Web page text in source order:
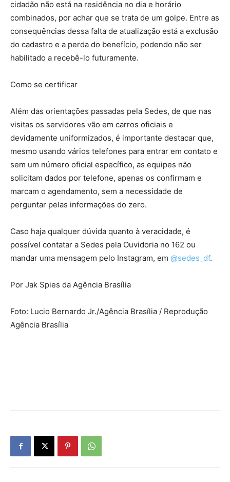
cidadão não está na residência no dia e horário
combinados, por achar que se trata de um golpe. Entre as
consequências dessa falta de atualização está a exclusão
do cadastro e a perda do benefício, podendo não ser
habilitado a recebê-lo futuramente.
Como se certificar
Além das orientações passadas pela Sedes, de que nas
visitas os servidores vão em carros oficiais e
devidamente uniformizados, é importante destacar que,
mesmo usando vários telefones para entrar em contato e
sem um número oficial específico, as equipes não
solicitam dados por telefone, apenas os confirmam e
marcam o agendamento, sem a necessidade de
perguntar pelas informações do zero.
Caso haja qualquer dúvida quanto à veracidade, é
possível contatar a Sedes pela Ouvidoria no 162 ou
mandar uma mensagem pelo Instagram, em @‌sedes_df.
Por Jak Spies da Agência Brasília
Foto: Lucio Bernardo Jr./Agência Brasília / Reprodução
Agência Brasília